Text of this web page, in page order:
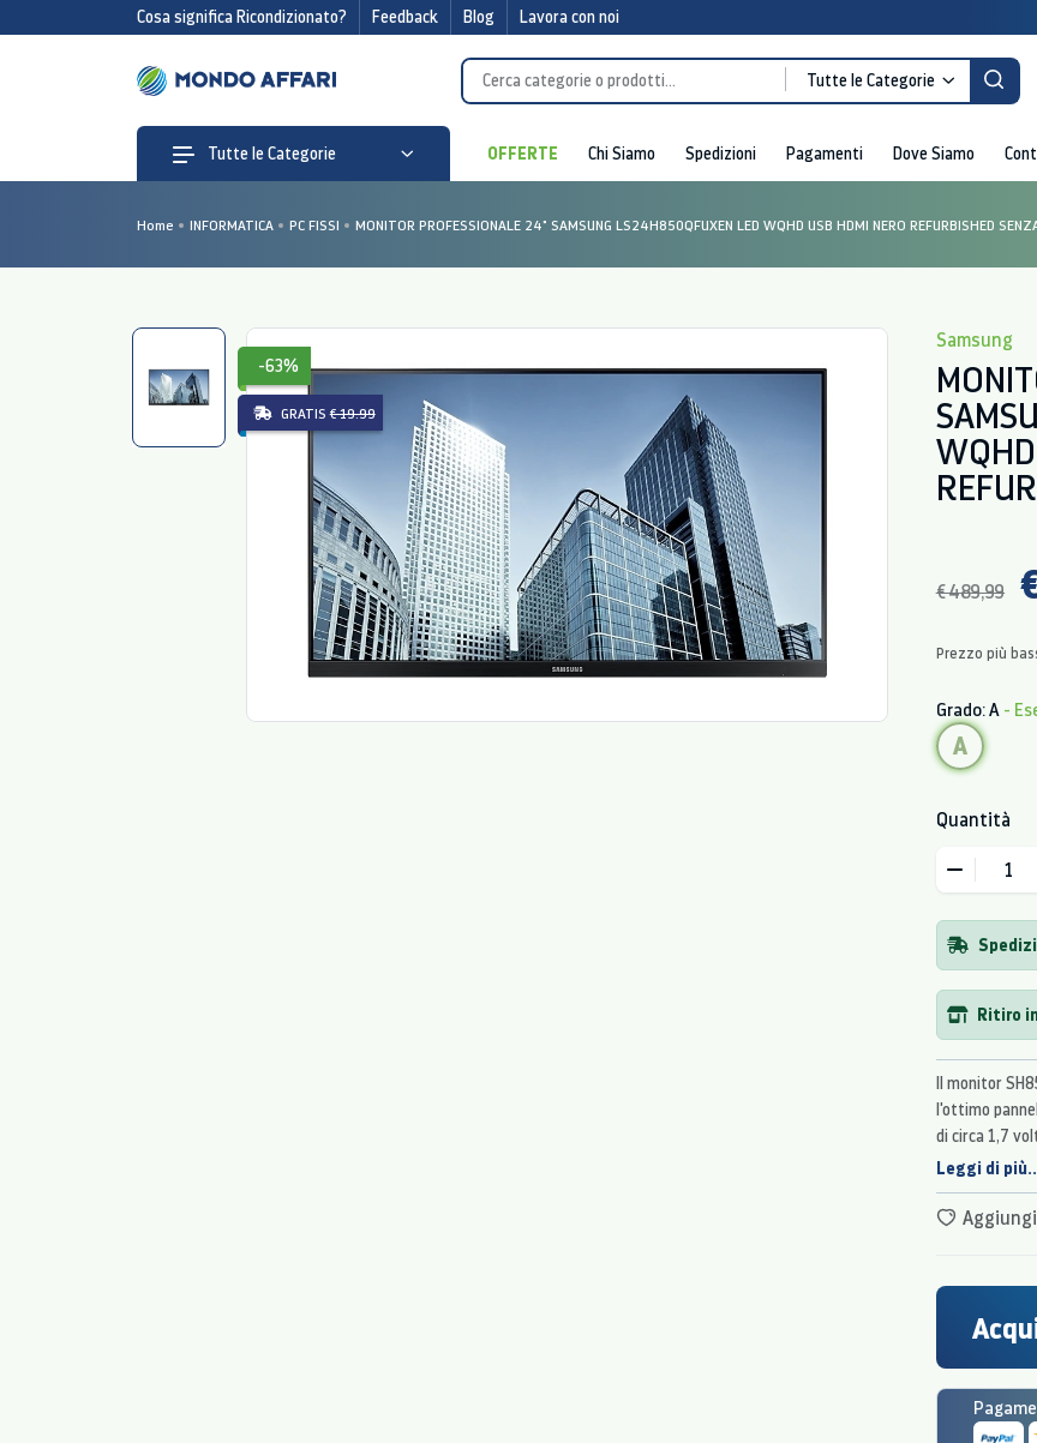
Cosa significa Ricondizionato? Feedback Blog Lavora con noi
Tutte le Categorie
Tutte le Categorie OFFERTE Chi Siamo Spedizioni Pagamenti Dove Siamo
Home INFORMATICA PC FISSI MONITOR PROFESSIONALE 24" SAMSUNG LS24H850QFUXEN LED WQHD USB HDMI NERO REFURBISHED
-63%
GRATIS € 19.99
Samsung
€ 489,99
Prezzo più
Grado: A -
A
Quantità
Ritiro
Il monitor
l'ottimo
di circa 1,7
in tutte le
cromatiche,
Leggi di